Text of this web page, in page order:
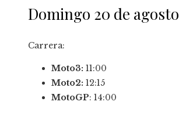
Domingo 20 de agosto
Carrera:
Moto3: 11:00
Moto2: 12:15
MotoGP: 14:00